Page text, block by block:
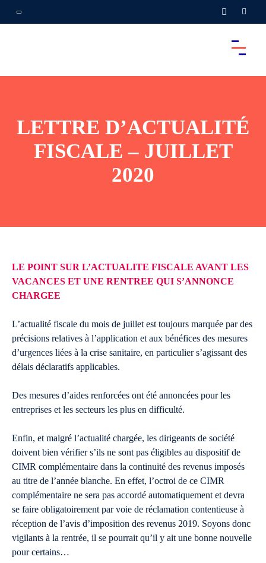
LETTRE D’ACTUALITÉ
FISCALE – JUILLET
2020
LE POINT SUR L’ACTUALITE FISCALE AVANT LES
VACANCES ET UNE RENTREE QUI S’ANNONCE
CHARGEE
L’actualité fiscale du mois de juillet est toujours marquée par des
précisions relatives à l’application et aux bénéfices des mesures
d’urgences liées à la crise sanitaire, en particulier s’agissant des
délais déclaratifs applicables.
Des mesures d’aides renforcées ont été annoncées pour les
entreprises et les secteurs les plus en difficulté.
Enfin, et malgré l’actualité chargée, les dirigeants de société
doivent bien vérifier s’ils ne sont pas éligibles au dispositif de
CIMR complémentaire dans la continuité des revenus imposés
au titre de l’année blanche. En effet, l’octroi de ce CIMR
complémentaire ne sera pas accordé automatiquement et devra
se faire obligatoirement par voie de réclamation contentieuse à
réception de l’avis d’imposition des revenus 2019. Soyons donc
vigilants à la rentrée, il se pourrait qu’il y ait une bonne nouvelle
pour certains…